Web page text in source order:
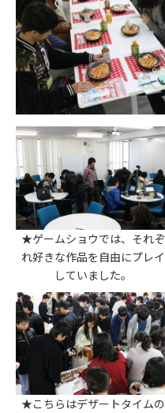
★ゲームショウでは、それぞ
れ好きな作品を自由にプレイ
していました。
★こちらはデザートタイムの